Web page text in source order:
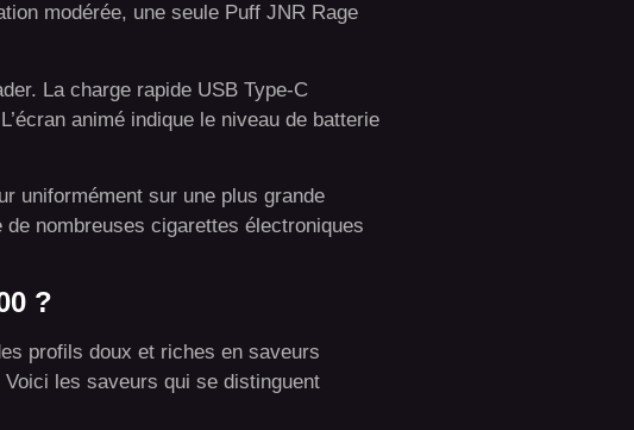
modérée, une seule Puff JNR Rage
La charge rapide USB Type-C
animé indique le niveau de batterie
uniformément sur une plus grande
nombreuses cigarettes électroniques
?
profils doux et riches en saveurs
les saveurs qui se distinguent